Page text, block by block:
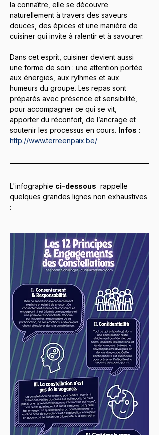
la connaître, elle se découvre
naturellement à travers des saveurs
douces, des épices et une manière de
cuisiner qui invite à ralentir et à savourer.
Dans cet esprit, cuisiner devient aussi
une forme de soin : une attention portée
aux énergies, aux rythmes et aux
humeurs du groupe. Les repas sont
préparés avec présence et sensibilité,
pour accompagner ce qui se vit,
apporter du réconfort, de l’ancrage et
soutenir les processus en cours. Infos :
http://www.terreenpaix.be/
L'infographie ci-dessous rappelle
quelques grandes lignes non exhaustives
: